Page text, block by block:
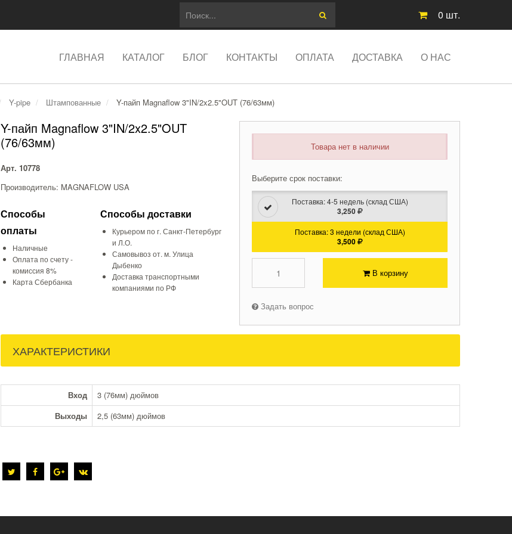
0 шт.
ГЛАВНАЯ КАТАЛОГ БЛОГ КОНТАКТЫ ОПЛАТА ДОСТАВКА О НАС
Y-pipe Штампованные Y-пайп Magnaflow 3"IN/2x2.5"OUT (76/63мм)
Y-пайп Magnaflow 3"IN/2x2.5"OUT
(76/63мм)
Арт. 10778
Производитель: MAGNAFLOW USA
Способы
оплаты
Наличные
Оплата по счету -
комиссия 8%
Карта Сбербанка
Способы доставки
Курьером по г. Санкт-Петербург
и Л.О.
Самовывоз от. м. Улица
Дыбенко
Доставка транспортными
компаниями по РФ
Товара нет в наличии
Выберите срок поставки:
Поставка: 4-5 недель (склад США)
3,250
Поставка: 3 недели (склад США)
3,500
В корзину
Задать вопрос
ХАРАКТЕРИСТИКИ
Вход
3 (76мм) дюймов
Выходы
2,5 (63мм) дюймов